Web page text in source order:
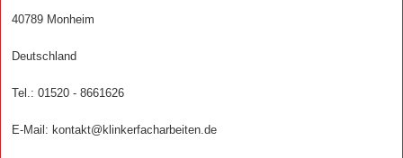
40789 Monheim
Deutschland
Tel.: 01520 - 8661626
E-Mail: kontakt@klinkerfacharbeiten.de